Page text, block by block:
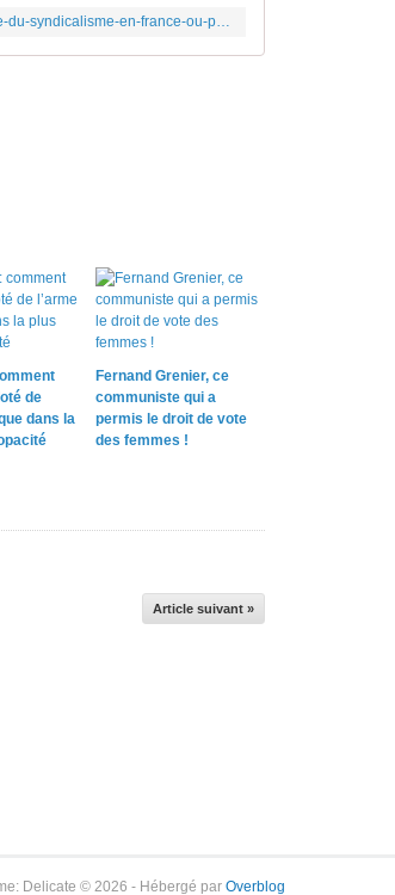
s
a
é
u
http://www.le-blog-de-roger-colombier.com/2019/12/petite-histoire-du-syndicalisme-en-france-ou-pourquoi-tant-de-syndicats-en-france.html?utm_source=_ob_email&utm_medium=_ob_notification&utm_campaign=_ob_pushmail
de
dans la
Fernand Grenier, ce
communiste qui a
permis le droit de vote
des femmes !
Article suivant »
Delicate © 2026 - Hébergé par Overblog